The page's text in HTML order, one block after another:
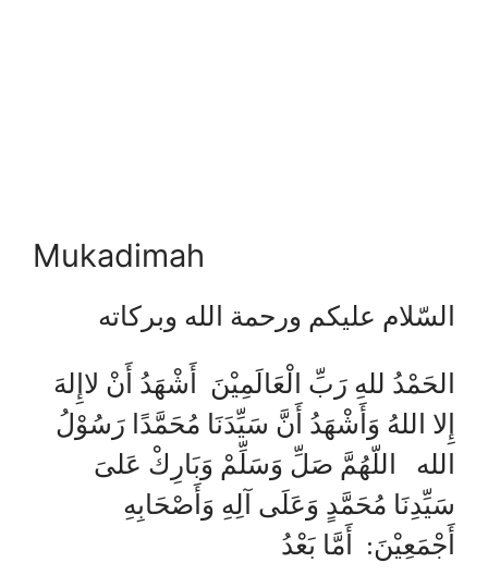
Mukadimah
السّلام عليكم ورحمة الله وبركاته
الحَمْدُ للهِ رَبِّ الْعَالَمِيْنَ أَشْهَدُ أَنْ لاإِلهَ
إِلا اللهُ وَأَشْهَدُ أَنَّ سَيِّدَنَا مُحَمَّدًا رَسُوْلُ
الله اللّهُمَّ صَلِّ وَسَلِّمْ وَبَارِكْ عَلىَ
سَيِّدِنَا مُحَمَّدٍ وَعَلَى آلِهِ وَأَصْحَابِهِ
أَجْمَعِيْنَ: أَمَّا بَعْدُ